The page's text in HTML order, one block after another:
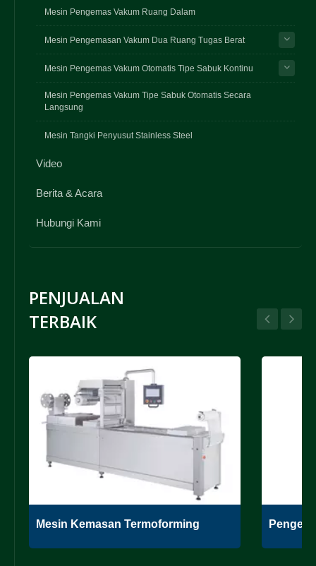
Mesin Pengemas Vakum Ruang Dalam
Mesin Pengemasan Vakum Dua Ruang Tugas Berat
Mesin Pengemas Vakum Otomatis Tipe Sabuk Kontinu
Mesin Pengemas Vakum Tipe Sabuk Otomatis Secara
Langsung
Mesin Tangki Penyusut Stainless Steel
Video
Berita & Acara
Hubungi Kami
PENJUALAN
TERBAIK
Mesin Kemasan Termoforming